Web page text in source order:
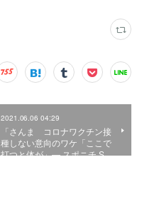
2021.06.06 04:29
「さんま コロナワクチン接
種しない意向のワケ「ここで
打つと体が」― スポニチ S…